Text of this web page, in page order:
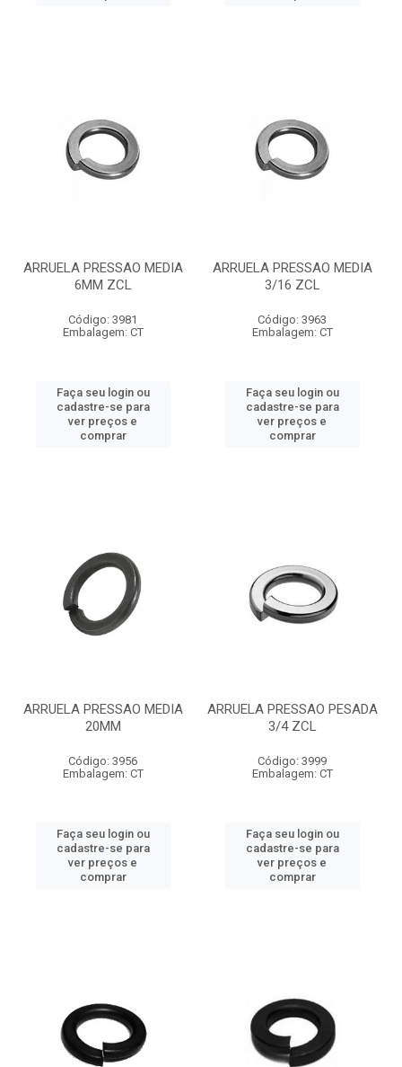
ARRUELA PRESSAO MEDIA
6MM ZCL
Código: 3981
Embalagem: CT
Faça seu login ou
cadastre-se para
ver preços e
comprar
ARRUELA PRESSAO MEDIA
3/16 ZCL
Código: 3963
Embalagem: CT
Faça seu login ou
cadastre-se para
ver preços e
comprar
ARRUELA PRESSAO MEDIA
20MM
Código: 3956
Embalagem: CT
Faça seu login ou
cadastre-se para
ver preços e
comprar
ARRUELA PRESSAO PESADA
3/4 ZCL
Código: 3999
Embalagem: CT
Faça seu login ou
cadastre-se para
ver preços e
comprar